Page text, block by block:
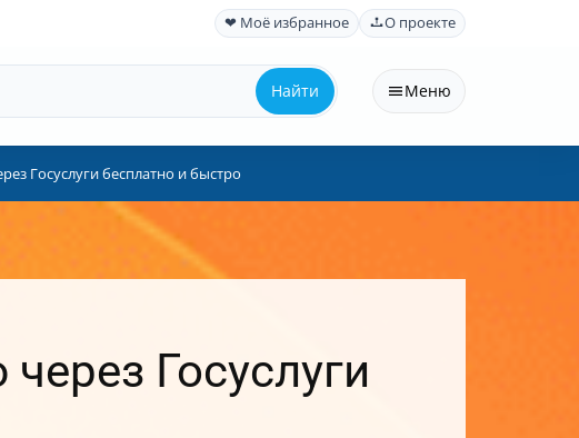
❤ Моё избранное О проекте
Найти Меню
Госуслуги бесплатно и быстро
Госуслуги